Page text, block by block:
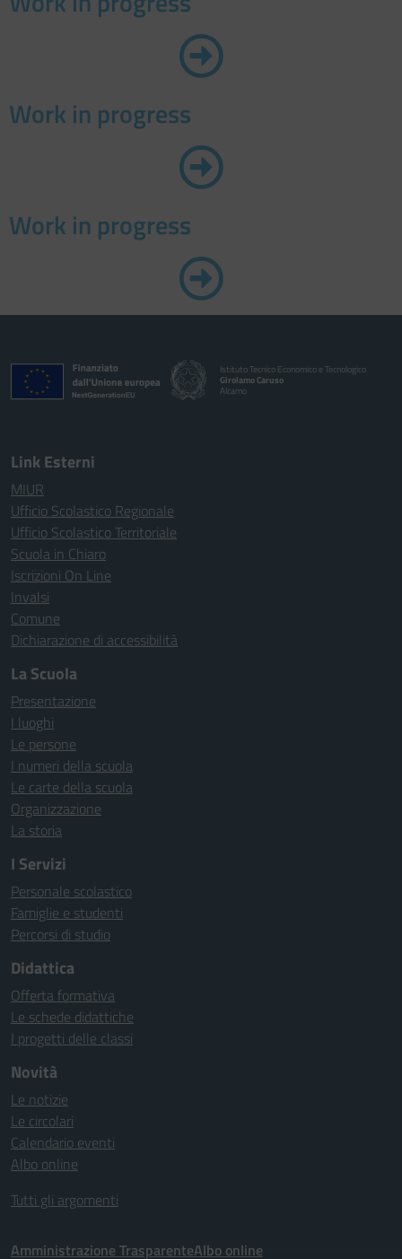
Work in progress
Work in progress
Istituto Tecnico Economico e Tecnologico
Girolamo Caruso
Alcamo
Link Esterni
MIUR
Ufficio Scolastico Regionale
Ufficio Scolastico Territoriale
Scuola in Chiaro
Iscrizioni On Line
Invalsi
Comune
Dichiarazione di accessibilità
La Scuola
Presentazione
I luoghi
Le persone
I numeri della scuola
Le carte della scuola
Organizzazione
La storia
I Servizi
Personale scolastico
Famiglie e studenti
Percorsi di studio
Didattica
Offerta formativa
Le schede didattiche
I progetti delle classi
Novità
Le notizie
Le circolari
Calendario eventi
Albo online
Tutti gli argomenti
Amministrazione TrasparenteAlbo online